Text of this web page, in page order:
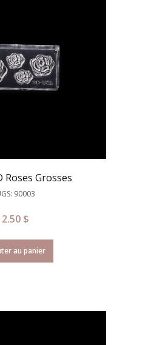
Roses Grosses
90003
2.50 $
au panier